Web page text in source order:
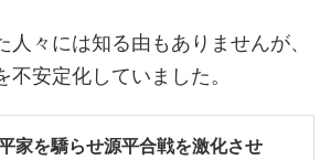
人々には知る由もありませんが、
安定化していました。
家を驕らせ源平合戦を激化させ